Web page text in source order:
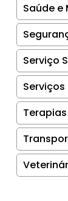
Saúde e
Serviço